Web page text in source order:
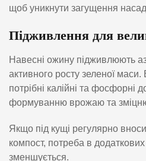
щоб уникнути загущення
Підживлення для
Навесні ожину підживлюють
активного росту зеленої маси.
потрібні калійні та фосфорні
формуванню врожаю та
Якщо під кущі регулярно
компост, потреба в
зменшується.